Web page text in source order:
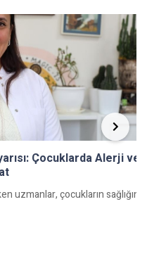
Çocuklarda Alerji ve
uzmanlar, çocukların sağlığının